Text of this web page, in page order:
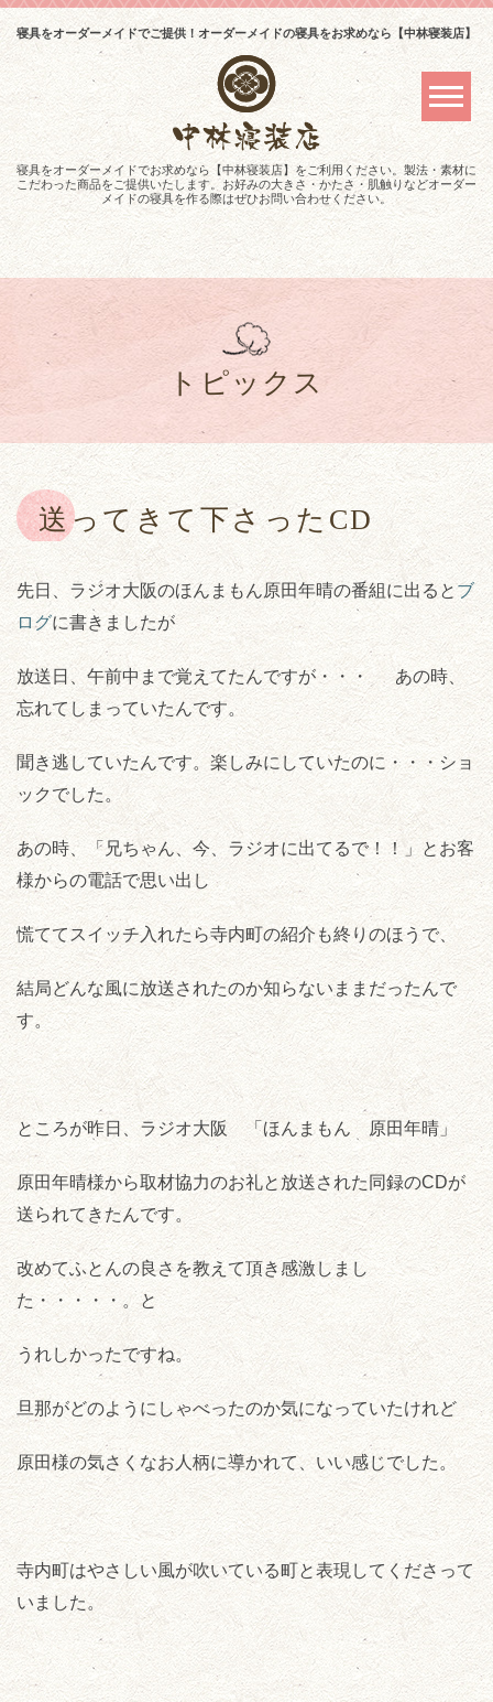
寝具をオーダーメイドでご提供！オーダーメイドの寝具をお求めなら【中林寝装店】
寝具をオーダーメイドでお求めなら【中林寝装店】をご利用ください。製法・素材に
こだわった商品をご提供いたします。お好みの大きさ・かたさ・肌触りなどオーダー
メイドの寝具を作る際はぜひお問い合わせください。
トピックス
送ってきて下さったCD
先日、ラジオ大阪のほんまもん原田年晴の番組に出るとブ
ログに書きましたが
放送日、午前中まで覚えてたんですが・・・ あの時、
忘れてしまっていたんです。
聞き逃していたんです。楽しみにしていたのに・・・ショ
ックでした。
あの時、「兄ちゃん、今、ラジオに出てるで！！」とお客
様からの電話で思い出し
慌ててスイッチ入れたら寺内町の紹介も終りのほうで、
結局どんな風に放送されたのか知らないままだったんで
す。
ところが昨日、ラジオ大阪 「ほんまもん 原田年晴」
原田年晴様から取材協力のお礼と放送された同録のCDが
送られてきたんです。
改めてふとんの良さを教えて頂き感激しまし
た・・・・・。と
うれしかったですね。
旦那がどのようにしゃべったのか気になっていたけれど
原田様の気さくなお人柄に導かれて、いい感じでした。
寺内町はやさしい風が吹いている町と表現してくださって
いました。